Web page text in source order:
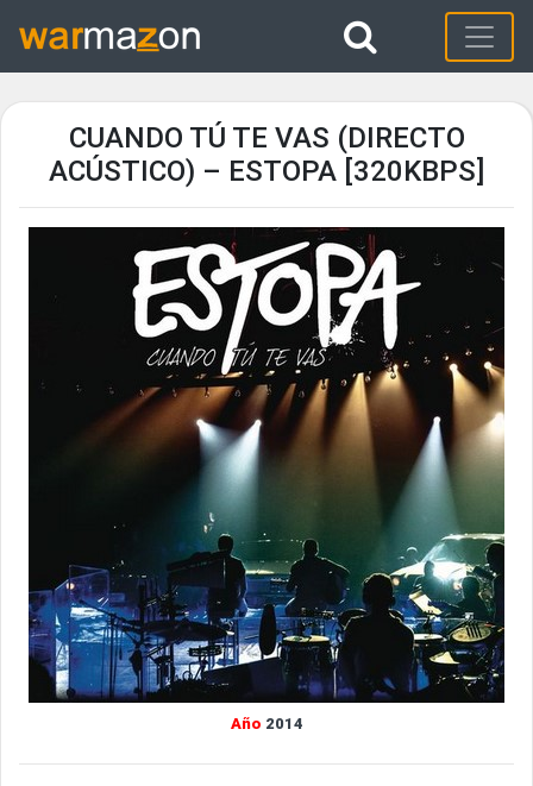
CUANDO TÚ TE VAS (DIRECTO
ACÚSTICO) – ESTOPA [320KBPS]
Año 2014